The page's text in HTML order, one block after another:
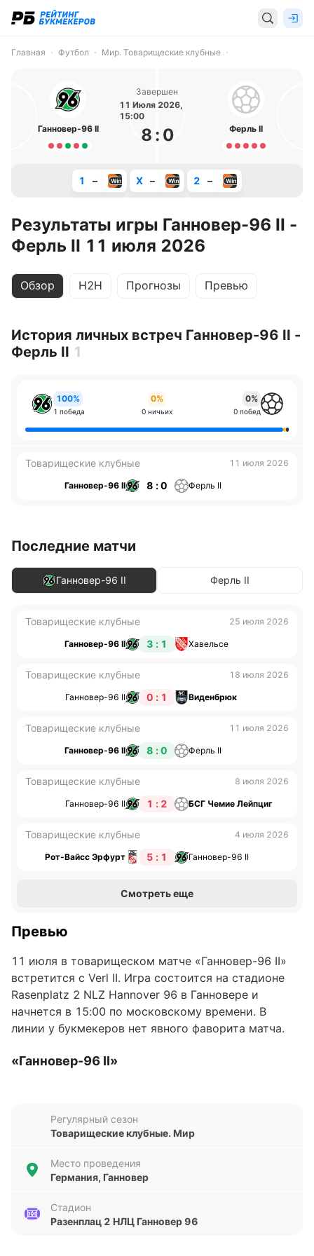
Главная Футбол Мир. Товарищеские клубные
Ганновер-96 II
Завершен
11 Июля 2026,
15:00
8 : 0 Ферль II
1 – X – 2 –
Результаты игры Ганновер-96 II -
Ферль II 11 июля 2026
Обзор H2H Прогнозы Превью
История личных встреч Ганновер-96 II -
Ферль II 1
100%
1 победа
0%
0 ничьих
0%
0 побед
Товарищеские клубные 11 июля 2026
Ганновер-96 II 8 : 0 Ферль II
Последние матчи
Ганновер-96 II Ферль II
Товарищеские клубные 25 июля 2026
Ганновер-96 II 3 : 1 Хавельсе
Товарищеские клубные 18 июля 2026
Ганновер-96 II 0 : 1 Виденбрюк
Товарищеские клубные 11 июля 2026
Ганновер-96 II 8 : 0 Ферль II
Товарищеские клубные 8 июля 2026
Ганновер-96 II 1 : 2 БСГ Чемие Лейпциг
Товарищеские клубные 4 июля 2026
Рот-Вайсс Эрфурт 5 : 1 Ганновер-96 II
Смотреть еще
Превью
11 июля в товарищеском матче «Ганновер-96 II»
встретится с Verl II. Игра состоится на стадионе
Rasenplatz 2 NLZ Hannover 96 в Ганновере и
начнется в 15:00 по московскому времени. В
линии у букмекеров нет явного фаворита матча.
«Ганновер-96 II»
сыграл вничью и один раз уступил. Команда
обыграла «Гамбург II» (4:1), «Тодесфельд» (7:1),
(3:3) и проиграла клубу «Рот-Вайсс Эрфурт» (1:5).
«Ганновер-96 II» в последнее время
демонстрирует шикарную результативность — 21
Регулярный сезон
Товарищеские клубные. Мир
Место проведения
Германия, Ганновер
Стадион
Разенплац 2 НЛЦ Ганновер 96